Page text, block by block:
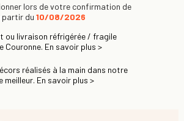
lors de votre confirmation de
partir du 10/08/2026
ou livraison réfrigérée / fragile
Couronne. En savoir plus >
réalisés à la main dans notre
meilleur. En savoir plus >